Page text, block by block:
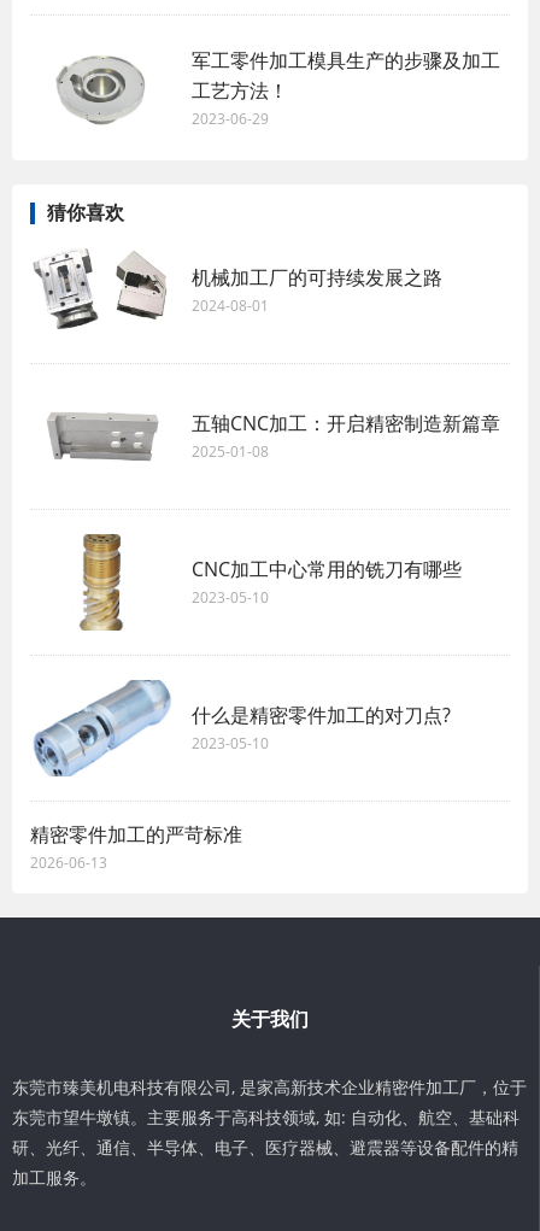
军工零件加工模具生产的步骤及加工
工艺方法！
2023-06-29
猜你喜欢
机械加工厂的可持续发展之路
2024-08-01
五轴CNC加工：开启精密制造新篇章
2025-01-08
CNC加工中心常用的铣刀有哪些
2023-05-10
什么是精密零件加工的对刀点?
2023-05-10
精密零件加工的严苛标准
2026-06-13
关于我们
东莞市臻美机电科技有限公司, 是家高新技术企业精密件加工厂，位于
东莞市望牛墩镇。主要服务于高科技领域, 如: 自动化、航空、基础科
研、光纤、通信、半导体、电子、医疗器械、避震器等设备配件的精
加工服务。